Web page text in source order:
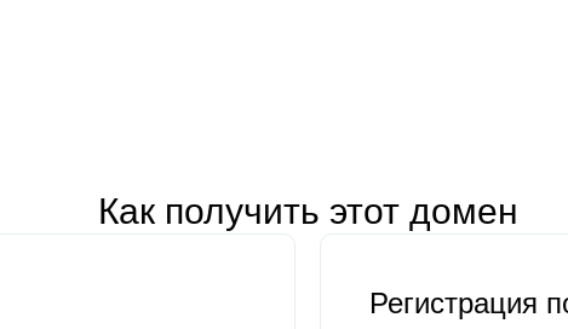
Как получить этот домен
Регистрация